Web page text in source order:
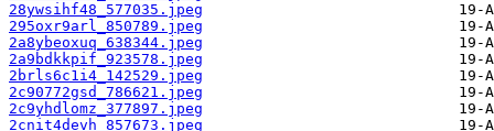
28ywsihf48_577035.jpeg
295oxr9arl_850789.jpeg
2a8ybeoxuq_638344.jpeg
2a9bdkkpif_923578.jpeg
2brls6c1i4_142529.jpeg
2c90772gsd_786621.jpeg
2c9yhdlomz_377897.jpeg
2cnit4devh_857673.jpeg